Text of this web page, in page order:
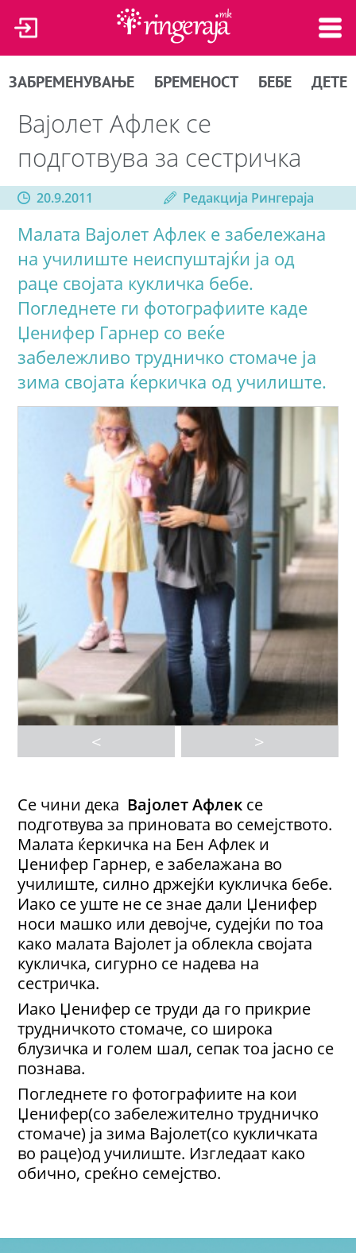
ЗАБРЕМЕНУВАЊЕ БРЕМЕНОСТ БЕБЕ ДЕТЕ
Вајолет Афлек се
подготвува за сестричка
20.9.2011 Редакција Рингераја
Малата Вајолет Афлек е забележана
на училиште неиспуштајќи ја од
раце својата кукличка бебе.
Погледнете ги фотографиите каде
Џенифер Гарнер со веќе
забележливо трудничко стомаче ја
зима својата ќеркичка од училиште.
< >
Се чини дека Вајолет Афлек се
подготвува за приновата во семејството.
Малата ќеркичка на Бен Афлек и
Џенифер Гарнер, е забелажана во
училиште, силно држејќи кукличка бебе.
Иако се уште не се знае дали Џенифер
носи машко или девојче, судејќи по тоа
како малата Вајолет ја облекла својата
кукличка, сигурно се надева на
сестричка.
Иако Џенифер се труди да го прикрие
трудничкото стомаче, со широка
блузичка и голем шал, сепак тоа јасно се
познава.
Погледнете го фотографиите на кои
Џенифер(со забележително трудничко
стомаче) ја зима Вајолет(со кукличката
во раце)од училиште. Изгледаат како
обично, среќно семејство.